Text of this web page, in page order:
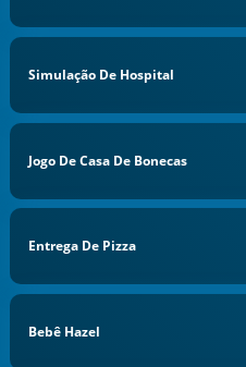
Simulação De Hospital
Jogo De Casa De Bonecas
Entrega De Pizza
Bebê Hazel